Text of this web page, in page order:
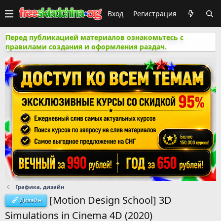
Вход Регистрация
Перед публикацией материалов ознакомьтесь с
правилами создания и оформления раздач.
Графика, дизайн
Дизайн
[Motion Design School] 3D
Simulations in Cinema 4D (2020)